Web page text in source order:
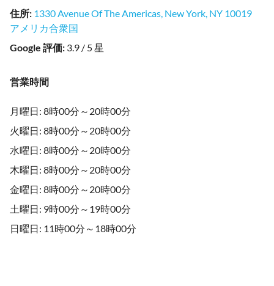
住所: 1330 Avenue Of The Americas, New York, NY 10019
アメリカ合衆国
Google 評価: 3.9 / 5 星
営業時間
月曜日: 8時00分～20時00分
火曜日: 8時00分～20時00分
水曜日: 8時00分～20時00分
木曜日: 8時00分～20時00分
金曜日: 8時00分～20時00分
土曜日: 9時00分～19時00分
日曜日: 11時00分～18時00分